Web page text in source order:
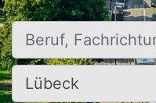
Beruf, Fachrichtung,
Ort, Stadt